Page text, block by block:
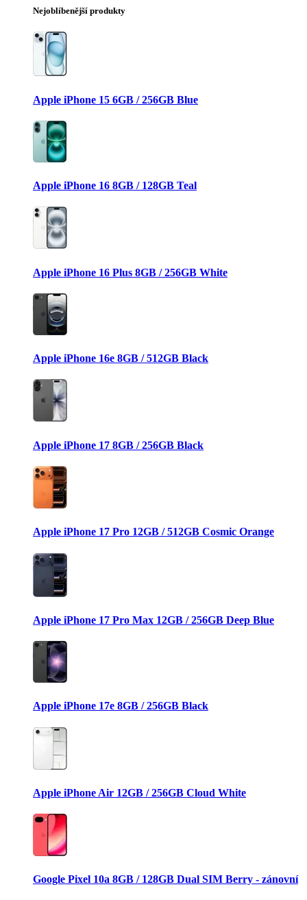
Nejoblíbenější produkty
Apple iPhone 15 6GB / 256GB Blue
Apple iPhone 16 8GB / 128GB Teal
Apple iPhone 16 Plus 8GB / 256GB White
Apple iPhone 16e 8GB / 512GB Black
Apple iPhone 17 8GB / 256GB Black
Apple iPhone 17 Pro 12GB / 512GB Cosmic Orange
Apple iPhone 17 Pro Max 12GB / 256GB Deep Blue
Apple iPhone 17e 8GB / 256GB Black
Apple iPhone Air 12GB / 256GB Cloud White
Google Pixel 10a 8GB / 128GB Dual SIM Berry - zánovní